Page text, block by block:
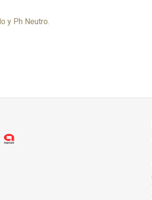
y Ph Neutro.